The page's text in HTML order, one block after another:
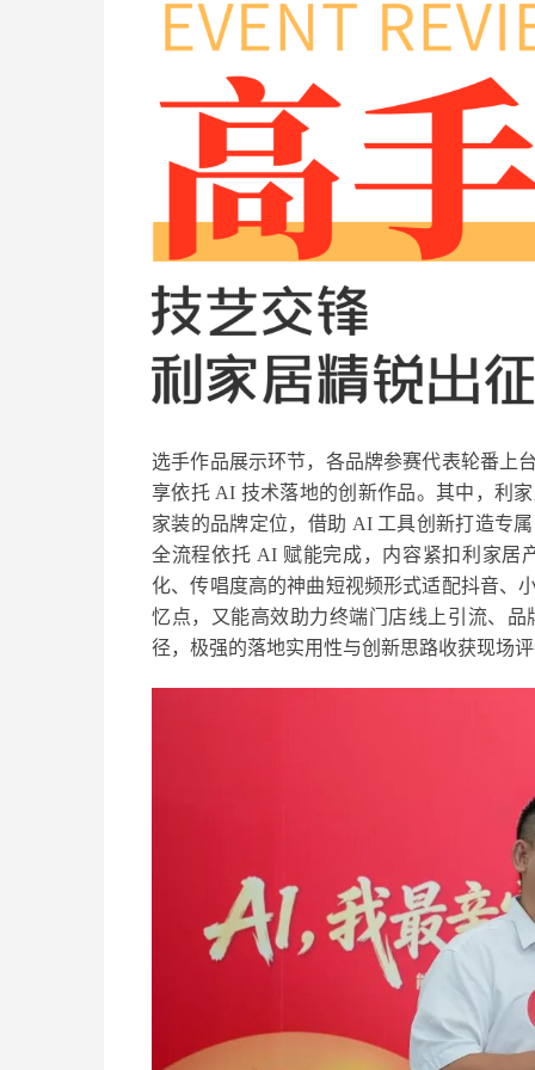
选手作品展示环节，各品牌参赛代表轮番上
享依托 AI 技术落地的创新作品。其中，利
家装的品牌定位，借助 AI 工具创新打造专
全流程依托 AI 赋能完成，内容紧扣利家居
化、传唱度高的神曲短视频形式适配抖音、
忆点，又能高效助力终端门店线上引流、
径，极强的落地实用性与创新思路收获现场